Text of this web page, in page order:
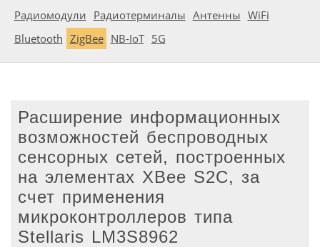
Радиомодули Радиотерминалы Антенны WiFi
Bluetooth ZigBee NB-IoT 5G
Расширение информационных
возможностей беспроводных
сенсорных сетей, построенных
на элементах XBee S2C, за
счет применения
микроконтроллеров типа
Stellaris LM3S8962